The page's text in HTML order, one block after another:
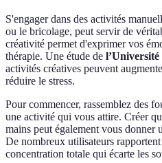
S'engager dans des activités
ou le bricolage, peut servir de
créativité permet d'exprimer vos
thérapie. Une étude de
activités créatives peuvent
réduire le stress.
Pour commencer, rassemblez des
une activité qui vous attire. Créer
mains peut également vous donner
De nombreux utilisateurs
concentration totale qui écarte les